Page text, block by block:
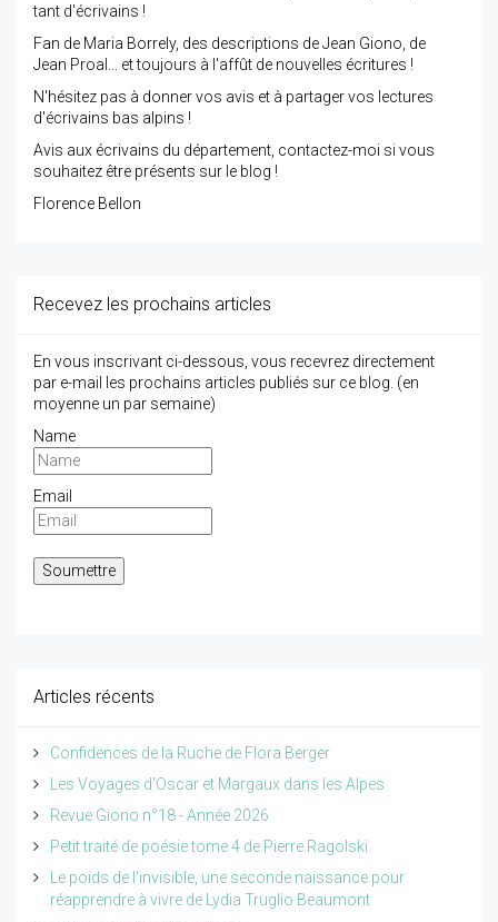
tant d'écrivains !
Fan de Maria Borrely, des descriptions de Jean Giono, de
Jean Proal... et toujours à l'affût de nouvelles écritures !
N'hésitez pas à donner vos avis et à partager vos lectures
d'écrivains bas alpins !
Avis aux écrivains du département, contactez-moi si vous
souhaitez être présents sur le blog !
Florence Bellon
Recevez les prochains articles
En vous inscrivant ci-dessous, vous recevrez directement
par e-mail les prochains articles publiés sur ce blog. (en
moyenne un par semaine)
Name
Email
Articles récents
Confidences de la Ruche de Flora Berger
Les Voyages d'Oscar et Margaux dans les Alpes
Revue Giono n°18 - Année 2026
Petit traité de poésie tome 4 de Pierre Ragolski
Le poids de l'invisible, une seconde naissance pour
réapprendre à vivre de Lydia Truglio Beaumont